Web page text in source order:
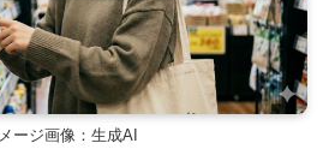
ージ画像：生成AI